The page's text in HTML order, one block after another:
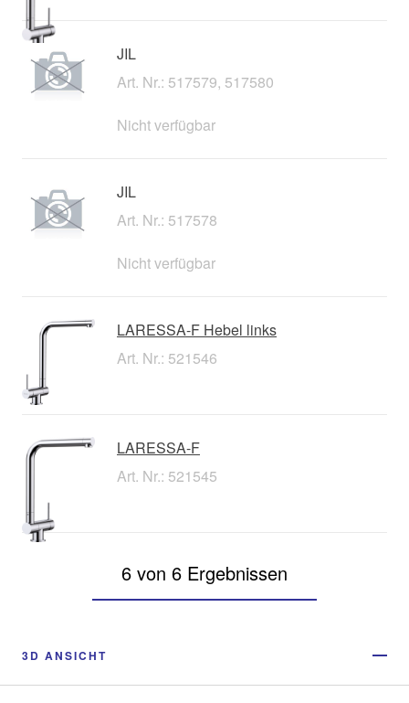
JIL
Art. Nr.: 517579, 517580
Nicht verfügbar
JIL
Art. Nr.: 517578
Nicht verfügbar
LARESSA-F Hebel links
Art. Nr.: 521546
LARESSA-F
Art. Nr.: 521545
6 von 6 Ergebnissen
3D ANSICHT